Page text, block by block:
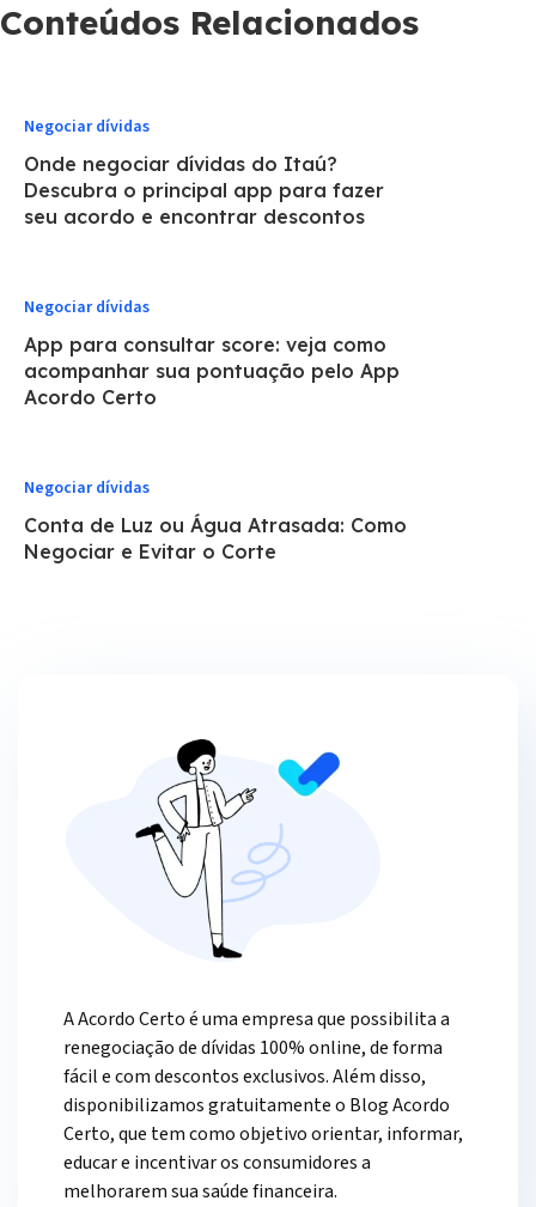
Conteúdos Relacionados
Negociar dívidas
Onde negociar dívidas do Itaú?
Descubra o principal app para fazer
seu acordo e encontrar descontos
Negociar dívidas
App para consultar score: veja como
acompanhar sua pontuação pelo App
Acordo Certo
Negociar dívidas
Conta de Luz ou Água Atrasada: Como
Negociar e Evitar o Corte
A Acordo Certo é uma empresa que possibilita a
renegociação de dívidas 100% online, de forma
fácil e com descontos exclusivos. Além disso,
disponibilizamos gratuitamente o Blog Acordo
Certo, que tem como objetivo orientar, informar,
educar e incentivar os consumidores a
melhorarem sua saúde financeira.